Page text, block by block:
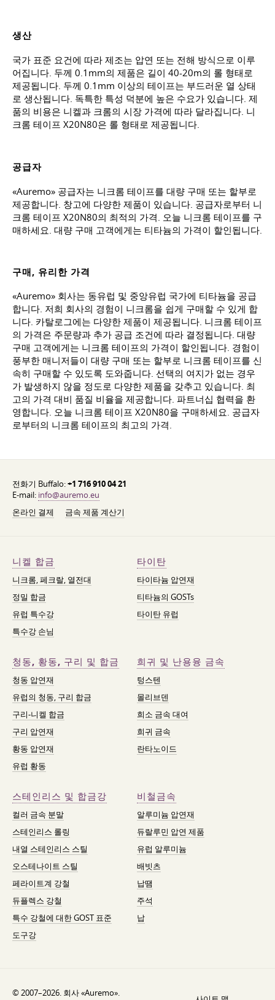
생산
국가 표준 요건에 따라 제조는 압연 또는 전해 방식으로 이루
어집니다. 두께 0.1mm의 제품은 길이 40-20m의 롤 형태로
제공됩니다. 두께 0.1mm 이상의 테이프는 부드러운 열 상태
로 생산됩니다. 독특한 특성 덕분에 높은 수요가 있습니다. 제
품의 비용은 니켈과 크롬의 시장 가격에 따라 달라집니다. 니
크롬 테이프 X20N80은 롤 형태로 제공됩니다.
공급자
«Auremo» 공급자는 니크롬 테이프를 대량 구매 또는 할부로
제공합니다. 창고에 다양한 제품이 있습니다. 공급자로부터 니
크롬 테이프 X20N80의 최적의 가격. 오늘 니크롬 테이프를 구
매하세요. 대량 구매 고객에게는 티타늄의 가격이 할인됩니다.
구매, 유리한 가격
«Auremo» 회사는 동유럽 및 중앙유럽 국가에 티타늄을 공급
합니다. 저희 회사의 경험이 니크롬을 쉽게 구매할 수 있게 합
니다. 카탈로그에는 다양한 제품이 제공됩니다. 니크롬 테이프
의 가격은 주문량과 추가 공급 조건에 따라 결정됩니다. 대량
구매 고객에게는 니크롬 테이프의 가격이 할인됩니다. 경험이
풍부한 매니저들이 대량 구매 또는 할부로 니크롬 테이프를 신
속히 구매할 수 있도록 도와줍니다. 선택의 여지가 없는 경우
가 발생하지 않을 정도로 다양한 제품을 갖추고 있습니다. 최
고의 가격 대비 품질 비율을 제공합니다. 파트너십 협력을 환
영합니다. 오늘 니크롬 테이프 X20N80을 구매하세요. 공급자
로부터의 니크롬 테이프의 최고의 가격.
전화기 Buffalo:+1 716 910 04 21
E-mail: info@auremo.eu
온라인 결제
금속 제품 계산기
니켈 합금
니크롬, 페크랄, 열전대
정밀 합금
유럽 특수강
특수강 손님
타이탄
타이타늄 압연재
티타늄의 GOSTs
타이탄 유럽
청동, 황동, 구리 및 합금
청동 압연재
유럽의 청동, 구리 합금
구리-니켈 합금
구리 압연재
황동 압연재
유럽 황동
희귀 및 난용융 금속
텅스텐
몰리브덴
희소 금속 대여
희귀 금속
란타노이드
스테인리스 및 합금강
컬러 금속 분말
스테인리스 롤링
내열 스테인리스 스틸
오스테나이트 스틸
페라이트계 강철
듀플렉스 강철
특수 강철에 대한 GOST 표준
도구강
비철금속
알루미늄 압연재
듀랄루민 압연 제품
유럽 알루미늄
배빗츠
납땜
주석
납
© 2007–2026. 회사 «Auremo».